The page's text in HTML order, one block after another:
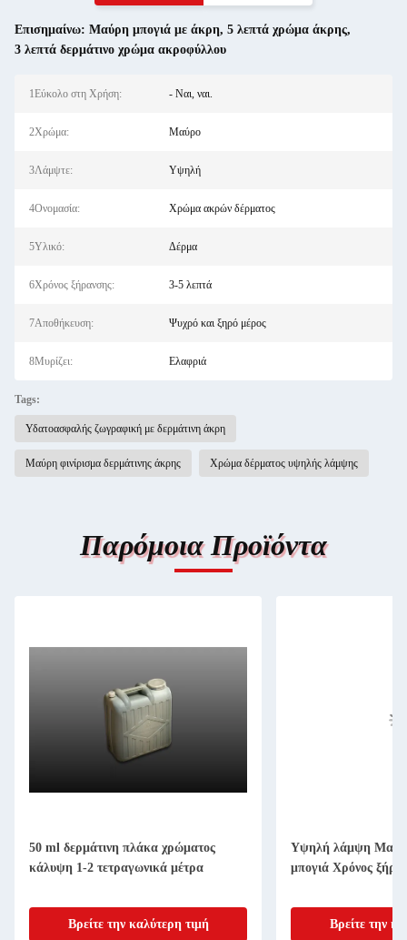
Επισημαίνω: Μαύρη μπογιά με άκρη, 5 λεπτά χρώμα άκρης,
3 λεπτά δερμάτινο χρώμα ακροφύλλου
1Εύκολο στη Χρήση: - Ναι, ναι.
2Χρώμα: Μαύρο
3Λάμψτε: Υψηλή
4Ονομασία: Χρώμα ακρών δέρματος
5Υλικό: Δέρμα
6Χρόνος ξήρανσης: 3-5 λεπτά
7Αποθήκευση: Ψυχρό και ξηρό μέρος
8Μυρίζει: Ελαφριά
Tags:
Υδατοασφαλής ζωγραφική με δερμάτινη άκρη
Μαύρη φινίρισμα δερμάτινης άκρης Χρώμα δέρματος υψηλής λάμψης
Παρόμοια Προϊόντα
50 ml δερμάτινη πλάκα χρώματος
κάλυψη 1-2 τετραγωνικά μέτρα
Βρείτε την καλύτερη τιμή
Υψηλή λάμψη
μπογιά Χρόνος
Βρείτε την